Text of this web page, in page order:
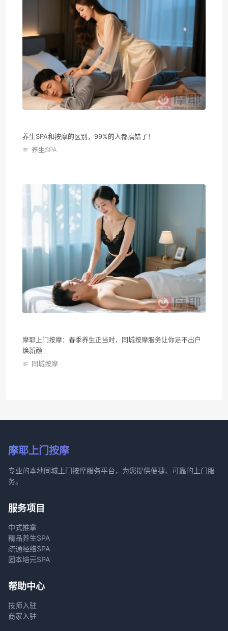
养生SPA和按摩的区别，99%的人都搞错了！
养生SPA
摩耶上门按摩：春季养生正当时，同城按摩服务让你足不出户
焕新颜
同城按摩
摩耶上门按摩
专业的本地同城上门按摩服务平台，为您提供便捷、可靠的上门服
务。
服务项目
中式推拿
精品养生SPA
疏通经络SPA
固本培元SPA
帮助中心
技师入驻
商家入驻